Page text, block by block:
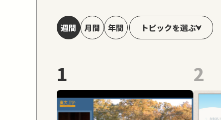
週間 月間 年間 トピックを選ぶ
1 2